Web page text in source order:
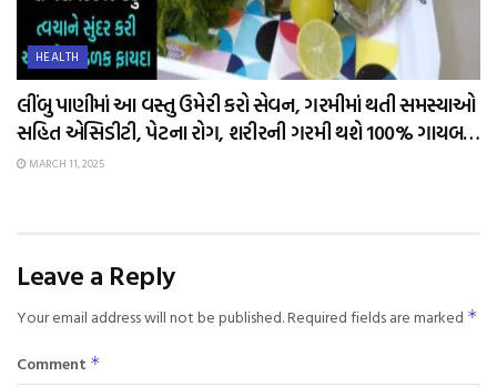
HEALTH
લીંબુ પાણીમાં આ વસ્તુ ઉમેરી કરો સેવન, ગરમીમાં થતી સમસ્યાઓ
સહિત એસિડીટી, પેટના રોગ, શરીરની ગરમી થશે 100% ગાયબ…
MARCH 11, 2025
Leave a Reply
Your email address will not be published.Required fields are marked *
Comment *